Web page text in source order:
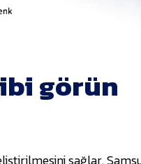
görün
sağlar.